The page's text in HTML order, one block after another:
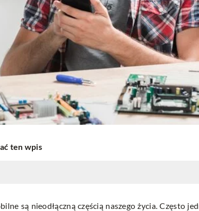
ten wpis
są nieodłączną częścią naszego życia. Często